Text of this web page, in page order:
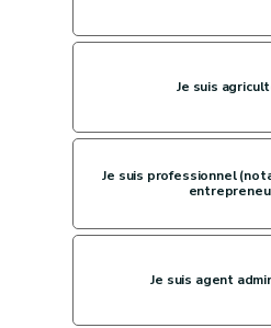
Je suis
Je suis professionnel
Je suis agent